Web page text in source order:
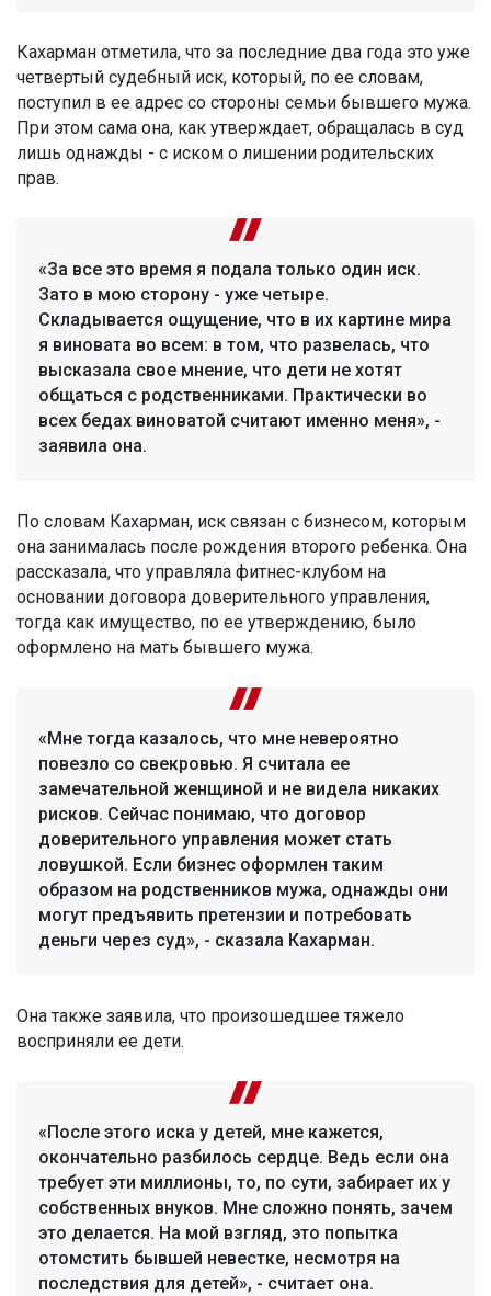
Кахарман отметила, что за последние два года это уже
четвертый судебный иск, который, по ее словам,
поступил в ее адрес со стороны семьи бывшего мужа.
При этом сама она, как утверждает, обращалась в суд
лишь однажды - с иском о лишении родительских
прав.
«За все это время я подала только один иск.
Зато в мою сторону - уже четыре.
Складывается ощущение, что в их картине мира
я виновата во всем: в том, что развелась, что
высказала свое мнение, что дети не хотят
общаться с родственниками. Практически во
всех бедах виноватой считают именно меня», -
заявила она.
По словам Кахарман, иск связан с бизнесом, которым
она занималась после рождения второго ребенка. Она
рассказала, что управляла фитнес-клубом на
основании договора доверительного управления,
тогда как имущество, по ее утверждению, было
оформлено на мать бывшего мужа.
«Мне тогда казалось, что мне невероятно
повезло со свекровью. Я считала ее
замечательной женщиной и не видела никаких
рисков. Сейчас понимаю, что договор
доверительного управления может стать
ловушкой. Если бизнес оформлен таким
образом на родственников мужа, однажды они
могут предъявить претензии и потребовать
деньги через суд», - сказала Кахарман.
Она также заявила, что произошедшее тяжело
восприняли ее дети.
«После этого иска у детей, мне кажется,
окончательно разбилось сердце. Ведь если она
требует эти миллионы, то, по сути, забирает их у
собственных внуков. Мне сложно понять, зачем
это делается. На мой взгляд, это попытка
отомстить бывшей невестке, несмотря на
последствия для детей», - считает она.